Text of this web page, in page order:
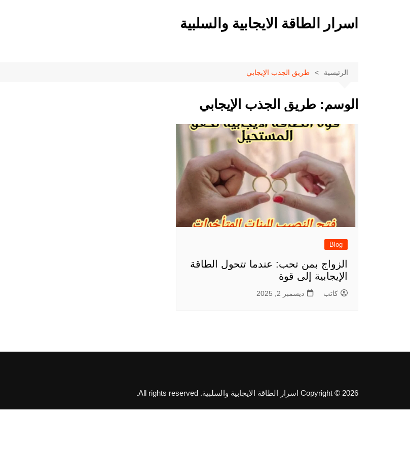
اسرار الطاقة الايجابية والسلبية
الرئيسية طريق الجذب الإيجابي
الوسم: طريق الجذب الإيجابي
Blog
الزواج بمن تحب: عندما تتحول الطاقة
الإيجابية إلى قوة
كاتب ديسمبر 2, 2025
Copyright © 2026 اسرار الطاقة الايجابية والسلبية. All rights reserved.